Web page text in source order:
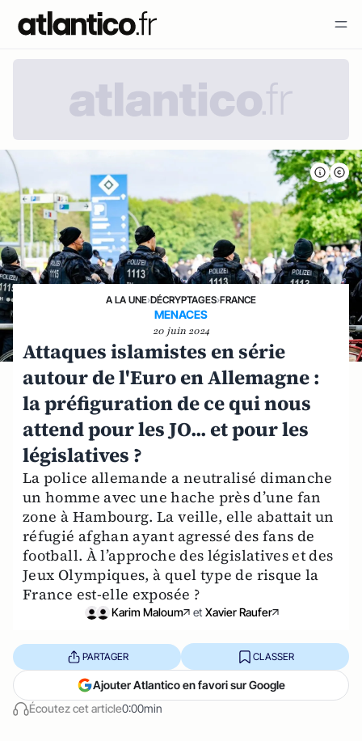
A LA UNE›DÉCRYPTAGES›FRANCE
MENACES
20 juin 2024
Attaques islamistes en série
autour de l'Euro en Allemagne :
la préfiguration de ce qui nous
attend pour les JO... et pour les
législatives ?
La police allemande a neutralisé dimanche
un homme avec une hache près d’une fan
zone à Hambourg. La veille, elle abattait un
réfugié afghan ayant agressé des fans de
football. À l’approche des législatives et des
Jeux Olympiques, à quel type de risque la
France est-elle exposée ?
Karim Maloum et Xavier Raufer
Écoutez cet article0:00min
PARTAGER CLASSER
Ajouter Atlantico en favori sur Google